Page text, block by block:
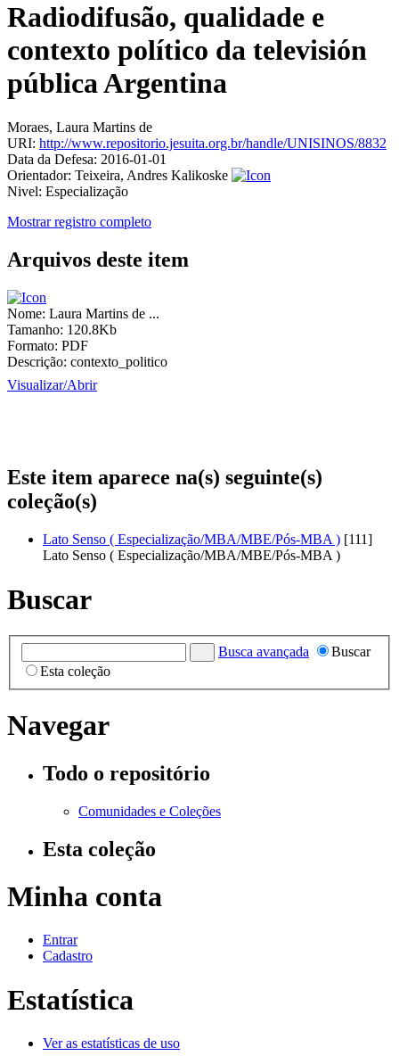
Radiodifusão, qualidade e
contexto político da televisión
pública Argentina
Moraes, Laura Martins de
URI: http://www.repositorio.jesuita.org.br/handle/UNISINOS/8832
Data da Defesa: 2016-01-01
Orientador: Teixeira, Andres Kalikoske
Nivel: Especialização
Mostrar registro completo
Arquivos deste item
Nome: Laura Martins de ...
Tamanho: 120.8Kb
Formato: PDF
Descrição: contexto_politico
Visualizar/Abrir
Este item aparece na(s) seguinte(s)
coleção(s)
Lato Senso ( Especialização/MBA/MBE/Pós-MBA ) [111]
Lato Senso ( Especialização/MBA/MBE/Pós-MBA )
Buscar
Busca avançada
Buscar
Esta coleção
Navegar
Todo o repositório
Comunidades e Coleções
Esta coleção
Minha conta
Entrar
Cadastro
Estatística
Ver as estatísticas de uso